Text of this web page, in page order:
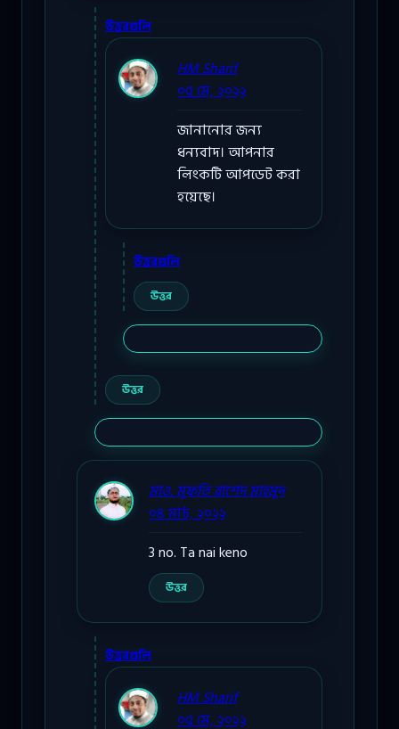
উত্তরগুলি
HM Sharif
০৫ মে, ২০২২
জানানোর জন্য
ধন্যবাদ। আপনার
লিংকটি আপডেট করা
হয়েছে।
উত্তরগুলি
উত্তর
উত্তর
মাও. মুফতি রাশেদ মাহমুদ
০৪ মার্চ, ২০২২
3 no. Ta nai keno
উত্তর
উত্তরগুলি
HM Sharif
০৫ মে, ২০২২